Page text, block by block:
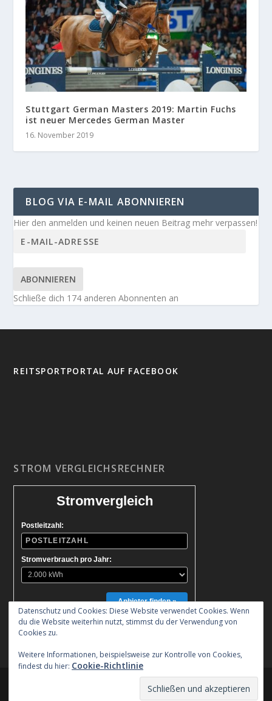
Stuttgart German Masters 2019: Martin Fuchs
ist neuer Mercedes German Master
16. November 2019
BLOG VIA E-MAIL ABONNIEREN
Hier den anmelden und keinen neuen Beitrag mehr verpassen!
ABONNIEREN
Schließe dich 174 anderen Abonnenten an
REITSPORTPORTAL AUF FACEBOOK
STROM VERGLEICHSRECHNER
Stromvergleich
Postleitzahl:
Stromverbrauch pro Jahr:
Anbieter finden »
| Unterstützt von WordPress
Datenschutz und Cookies: Diese Website verwendet Cookies. Wenn
du die Website weiterhin nutzt, stimmst du der Verwendung von
Cookies zu.
Weitere Informationen, beispielsweise zur Kontrolle von Cookies,
findest du hier: Cookie-Richtlinie